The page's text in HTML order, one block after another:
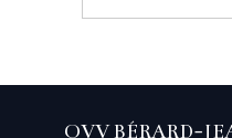
OVV BÉRARD-